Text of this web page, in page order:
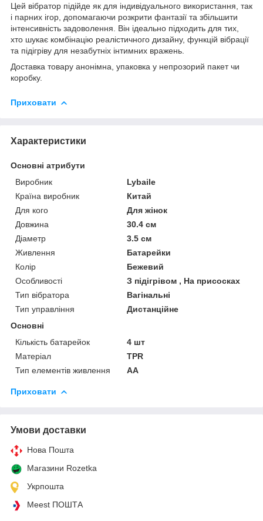
Цей вібратор підійде як для індивідуального використання, так
і парних ігор, допомагаючи розкрити фантазії та збільшити
інтенсивність задоволення. Він ідеально підходить для тих,
хто шукає комбінацію реалістичного дизайну, функцій вібрації
та підігріву для незабутніх інтимних вражень.
Доставка товару анонімна, упаковка у непрозорий пакет чи
коробку.
Приховати
Характеристики
Основні атрибути
Виробник
Lybaile
Країна виробник
Китай
Для кого
Для жінок
Довжина
30.4 см
Діаметр
3.5 см
Живлення
Батарейки
Колір
Бежевий
Особливості
З підігрівом , На присосках
Тип вібратора
Вагінальні
Тип управління
Дистанційне
Основні
Кількість батарейок
4 шт
Матеріал
TPR
Тип елементів живлення
АА
Приховати
Умови доставки
Нова Пошта
Магазини Rozetka
Укрпошта
Meest ПОШТА